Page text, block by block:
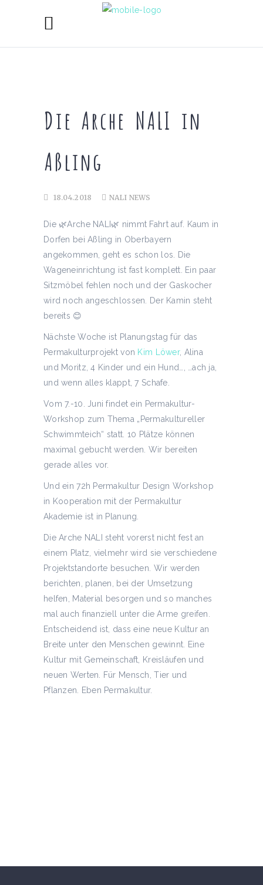
Die Arche NALI in
Aßling
18.04.2018 NALI NEWS
Die 🌿Arche NALI 🌿 nimmt Fahrt auf. Kaum in
Dorfen bei Aßling in Oberbayern
angekommen, geht es schon los. Die
Wageneinrichtung ist fast komplett. Ein paar
Sitzmöbel fehlen noch und der Gaskocher
wird noch angeschlossen. Der Kamin steht
bereits 😊
Nächste Woche ist Planungstag für das
Permakulturprojekt von Kim Löwer, Alina
und Moritz, 4 Kinder und ein Hund…, …ach ja,
und wenn alles klappt, 7 Schafe.
Vom 7.-10. Juni findet ein Permakultur-
Workshop zum Thema „Permakultureller
Schwimmteich“ statt. 10 Plätze können
maximal gebucht werden. Wir bereiten
gerade alles vor.
Und ein 72h Permakultur Design Workshop
in Kooperation mit der Permakultur
Akademie ist in Planung.
Die Arche NALI steht vorerst nicht fest an
einem Platz, vielmehr wird sie verschiedene
Projektstandorte besuchen. Wir werden
berichten, planen, bei der Umsetzung
helfen, Material besorgen und so manches
mal auch finanziell unter die Arme greifen.
Entscheidend ist, dass eine neue Kultur an
Breite unter den Menschen gewinnt. Eine
Kultur mit Gemeinschaft, Kreisläufen und
neuen Werten. Für Mensch, Tier und
Pflanzen. Eben Permakultur.